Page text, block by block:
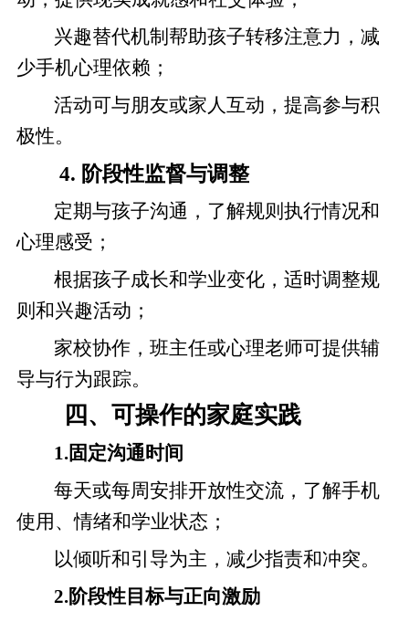
兴趣替代机制帮助孩子转移注意力，减
少手机心理依赖；
活动可与朋友或家人互动，提高参与积
极性。
4. 阶段性监督与调整
定期与孩子沟通，了解规则执行情况和
心理感受；
根据孩子成长和学业变化，适时调整规
则和兴趣活动；
家校协作，班主任或心理老师可提供辅
导与行为跟踪。
四、可操作的家庭实践
1.固定沟通时间
每天或每周安排开放性交流，了解手机
使用、情绪和学业状态；
以倾听和引导为主，减少指责和冲突。
2.阶段性目标与正向激励